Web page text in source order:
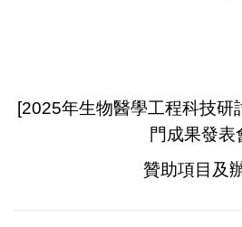
[2025年生物醫學工程科技研
門成果發表
贊助項目及